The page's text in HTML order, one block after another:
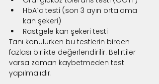
HbA1c testi (son 3 ayın ortalama
kan şekeri)
Rastgele kan şekeri testi
Tanı konulurken bu testlerin birden
fazlası birlikte değerlendirilir. Belirtiler
varsa zaman kaybetmeden test
yapılmalıdır.